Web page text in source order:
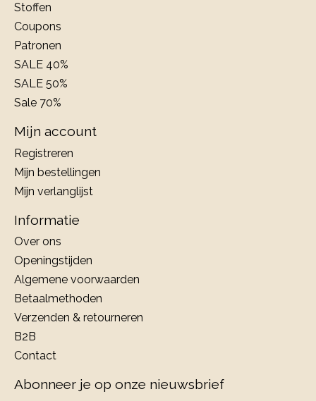
Stoffen
Coupons
Patronen
SALE 40%
SALE 50%
Sale 70%
Mijn account
Registreren
Mijn bestellingen
Mijn verlanglijst
Informatie
Over ons
Openingstijden
Algemene voorwaarden
Betaalmethoden
Verzenden & retourneren
B2B
Contact
Abonneer je op onze nieuwsbrief